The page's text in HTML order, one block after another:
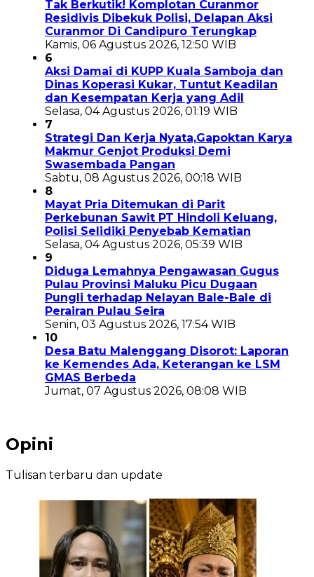
Tak Berkutik! Komplotan Curanmor
Residivis Dibekuk Polisi, Delapan Aksi
Curanmor Di Candipuro Terungkap
Kamis, 06 Agustus 2026, 12:50 WIB
6
Aksi Damai di KUPP Kuala Samboja dan
Dinas Koperasi Kukar, Tuntut Keadilan
dan Kesempatan Kerja yang Adil
Selasa, 04 Agustus 2026, 01:19 WIB
7
Strategi Dan Kerja Nyata,Gapoktan Karya
Makmur Genjot Produksi Demi
Swasembada Pangan
Sabtu, 08 Agustus 2026, 00:18 WIB
8
Mayat Pria Ditemukan di Parit
Perkebunan Sawit PT Hindoli Keluang,
Polisi Selidiki Penyebab Kematian
Selasa, 04 Agustus 2026, 05:39 WIB
9
Diduga Lemahnya Pengawasan Gugus
Pulau Provinsi Maluku Picu Dugaan
Pungli terhadap Nelayan Bale-Bale di
Perairan Pulau Seira
Senin, 03 Agustus 2026, 17:54 WIB
10
Desa Batu Malenggang Disorot: Laporan
ke Kemendes Ada, Keterangan ke LSM
GMAS Berbeda
Jumat, 07 Agustus 2026, 08:08 WIB
Opini
Tulisan terbaru dan update